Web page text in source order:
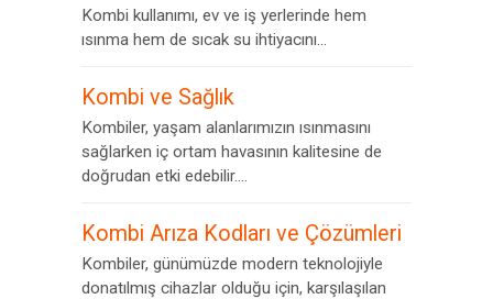
Kombi kullanımı, ev ve iş yerlerinde hem
ısınma hem de sıcak su ihtiyacını...
Kombi ve Sağlık
Kombiler, yaşam alanlarımızın ısınmasını
sağlarken iç ortam havasının kalitesine de
doğrudan etki edebilir....
Kombi Arıza Kodları ve Çözümleri
Kombiler, günümüzde modern teknolojiyle
donatılmış cihazlar olduğu için, karşılaşılan